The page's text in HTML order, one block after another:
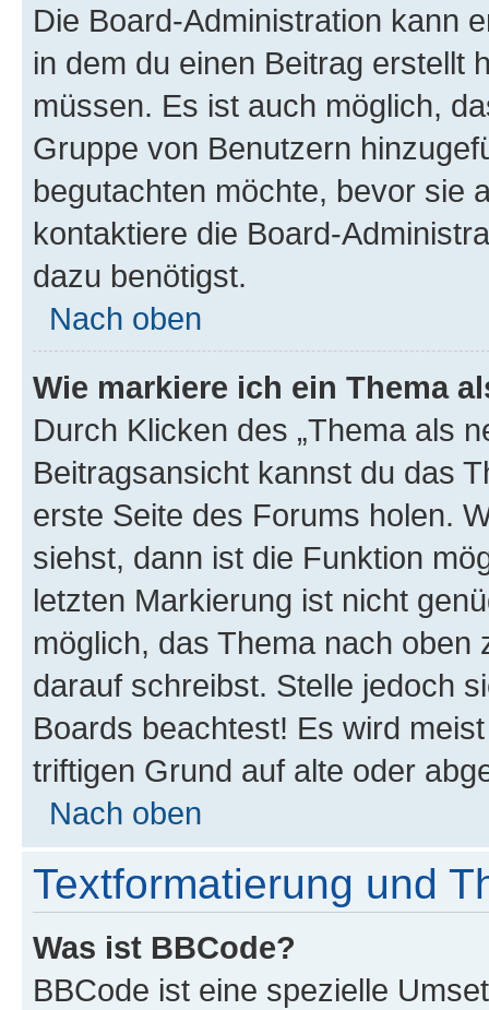
Die Board-Administration kann
in dem du einen Beitrag erstellt
müssen. Es ist auch möglich,
Gruppe von Benutzern
begutachten möchte, bevor sie
kontaktiere die Board-
dazu benötigst.
Nach oben
Wie markiere ich ein Thema
Durch Klicken des „Thema als
Beitragsansicht kannst du das
erste Seite des Forums holen.
siehst, dann ist die Funktion
letzten Markierung ist nicht
möglich, das Thema nach oben
darauf schreibst. Stelle jedoch
Boards beachtest! Es wird
triftigen Grund auf alte oder
Nach oben
Textformatierung und
Was ist BBCode?
BBCode ist eine spezielle